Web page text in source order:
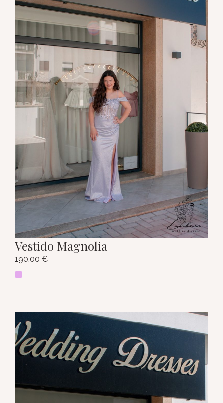
Vestido Magnolia
190,00 €